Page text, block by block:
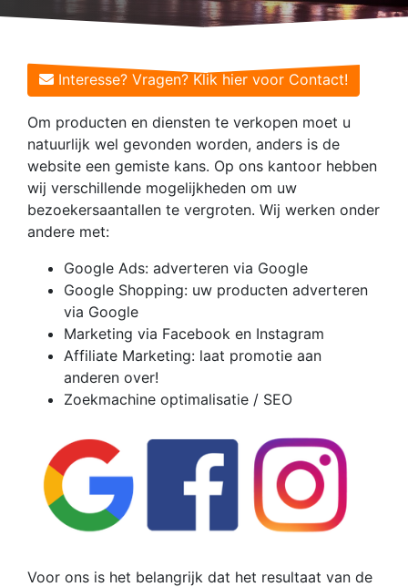
Interesse? Vragen? Klik hier voor Contact!
Om producten en diensten te verkopen moet u
natuurlijk wel gevonden worden, anders is de
website een gemiste kans. Op ons kantoor hebben
wij verschillende mogelijkheden om uw
bezoekersaantallen te vergroten. Wij werken onder
andere met:
Google Ads: adverteren via Google
Google Shopping: uw producten adverteren
via Google
Marketing via Facebook en Instagram
Affiliate Marketing: laat promotie aan
anderen over!
Zoekmachine optimalisatie / SEO
Voor ons is het belangrijk dat het resultaat van de